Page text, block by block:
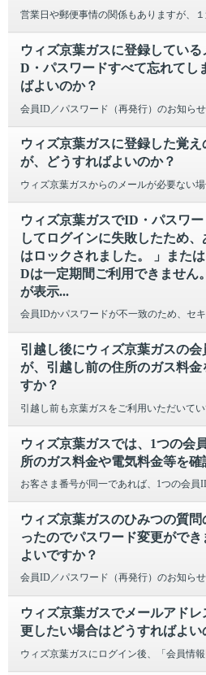
営業日や郵便事情の関係もありますが、
ウィズ京葉ガスに登録してい
D・パスワードすべて忘れてし
ばよいのか？
会員ID／パスワード（再発行）のお知らせ
ウィズ京葉ガスに登録した覚え
が、どうすればよいのか？
ウィズ京葉ガスからのメールが必要ない
ウィズ京葉ガスでID・パスワ
してログインに失敗したため
はロックされました。 」また
Dは一定期間ご利用できません
が表示...
会員IDかパスワードが不一致のため、セ
引越し後にウィズ京葉ガスの
が、引越し前の住所のガス料金
すか？
引越し前も京葉ガスをご利用いただいてい
ウィズ京葉ガスでは、1つの会
所のガス料金や電気料金等を確
お客さま番号が同一であれば、1つの会員
ウィズ京葉ガスのひみつの質問
ったのでパスワード変更がで
よいですか？
会員ID／パスワード（再発行）のお知ら
ウィズ京葉ガスでメールアド
更したい場合はどうすればよい
ウィズ京葉ガスにログイン後、「会員情